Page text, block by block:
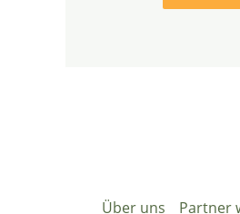
Über uns Partner